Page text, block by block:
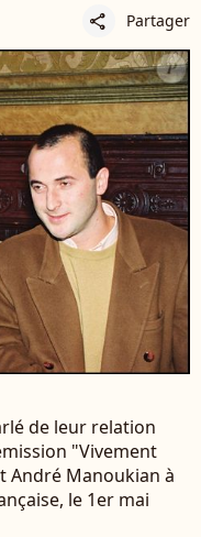
share Partager
de leur relation
"Vivement
André Manoukian à
le 1er mai